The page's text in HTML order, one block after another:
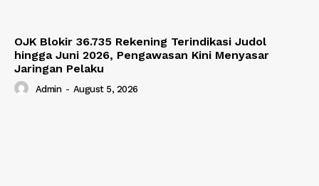
OJK Blokir 36.735 Rekening Terindikasi Judol
hingga Juni 2026, Pengawasan Kini Menyasar
Jaringan Pelaku
Admin - August 5, 2026